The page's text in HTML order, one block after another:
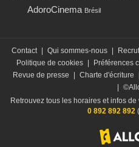
AdoroCinema Brésil
Contact Qui sommes-nous
Politique de cookies
Préférences
Revue de presse
Charte d'écriture
Retrouvez tous les horaires et infos
0 892 892 892